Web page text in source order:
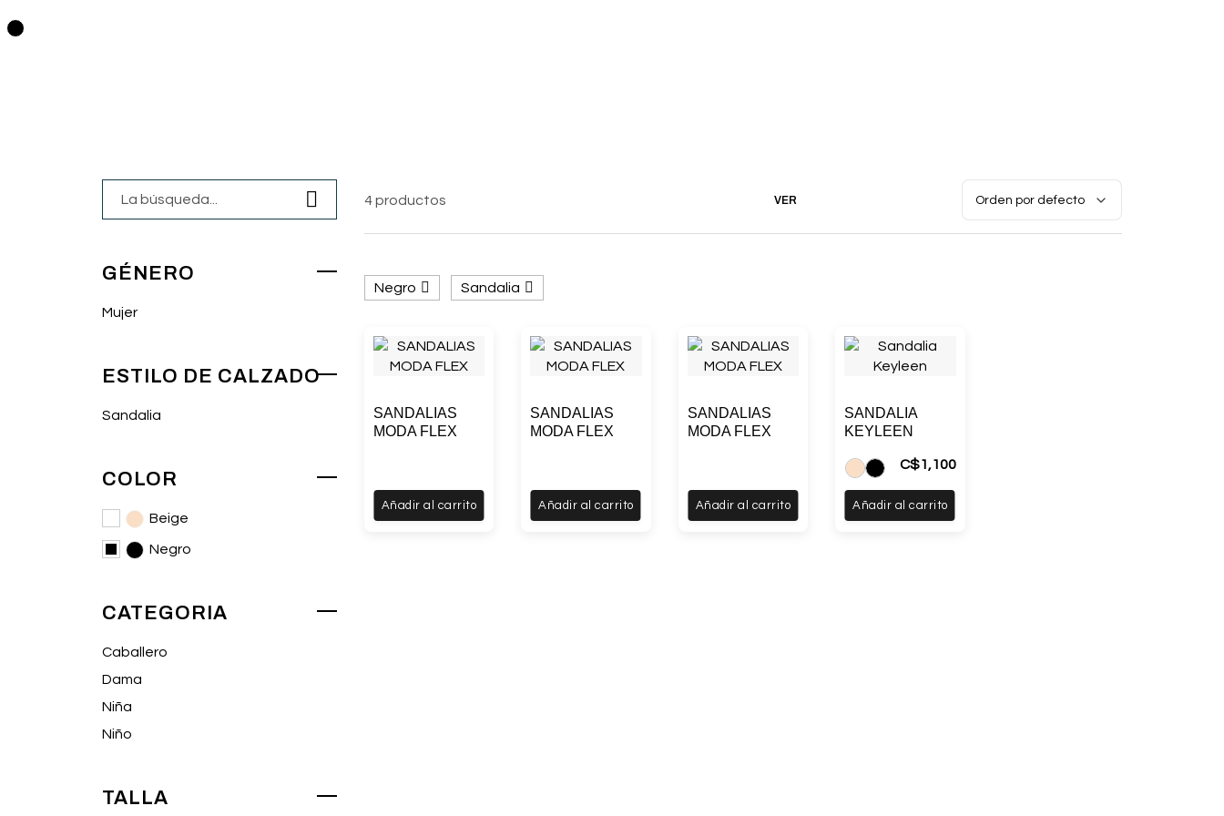
GÉNERO
Mujer
ESTILO DE CALZADO
Sandalia
COLOR
Beige
Negro
CATEGORIA
Caballero
Dama
Niña
Niño
TALLA
4 productos VER
Negro Sandalia
Añadir al carrito
SANDALIAS
MODA FLEX
Añadir al carrito
SANDALIAS
MODA FLEX
Añadir al carrito
SANDALIAS
MODA FLEX
Añadir al carrito
SANDALIA
KEYLEEN
C$1,100